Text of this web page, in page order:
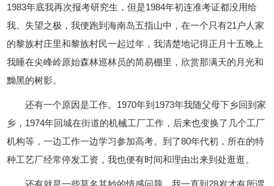
1983年底我再次报考研究生，但是1984年初连准考证都没用给
我。失望之极，我便跑到海南岛五指山中，在一个只有21户人家
的黎族村庄里和黎族村民一起过年，我清楚地记得正月十五晚上
我睡在尖峰岭原始森林巡林员的简易棚里，欣赏那满天的月光和
黝黑的树影。
还有一个原因是工作。1970年到1973年我随父母下乡回到家
乡，1974年回城在街道的机械工厂工作，后来也变换了几个工厂
机构等，一边工作一边学习参加高考。到了80年代初，所在的特
种工艺厂经常停发工资，我也便有时间和理由出来到处逛逛。
还有就是一些莫名其妙的情感问题。我一直到28岁才有所谓